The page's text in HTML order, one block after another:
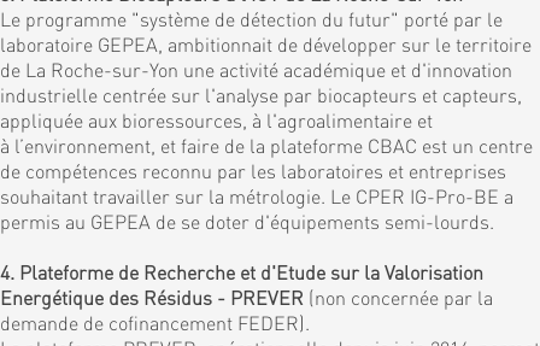
Le programme "système de détection du futur" porté par le
laboratoire GEPEA, ambitionnait de développer sur le territoire
de La Roche-sur-Yon une activité académique et d'innovation
industrielle centrée sur l'analyse par biocapteurs et capteurs,
appliquée aux bioressources, à l'agroalimentaire et
à l’environnement, et faire de la plateforme CBAC est un centre
de compétences reconnu par les laboratoires et entreprises
souhaitant travailler sur la métrologie. Le CPER IG-Pro-BE a
permis au GEPEA de se doter d'équipements semi-lourds.
4. Plateforme de Recherche et d'Etude sur la Valorisation
Energétique des Résidus - PREVER (non concernée par la
demande de cofinancement FEDER).